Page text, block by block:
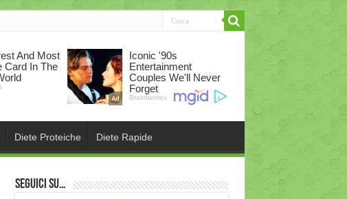
Diete Proteiche Diete Rapide
Seguici su…